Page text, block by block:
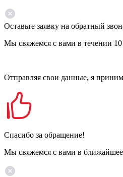
Оставьте заявку на обратный
Мы свяжемся с вами в течении
Отправляя свои данные, я
Спасибо за обращение!
Мы свяжемся с вами в ближайшее